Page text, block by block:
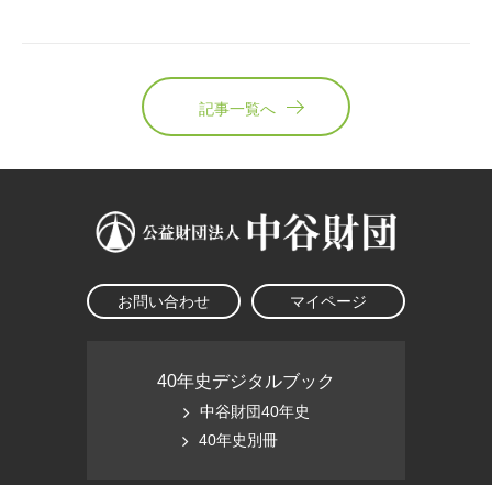
記事一覧へ
お問い合わせ マイページ
40年史デジタルブック
中谷財団40年史
40年史別冊